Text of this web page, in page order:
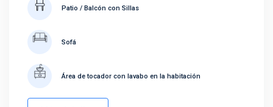
Patio / Balcón con Sillas
Sofá
Área de tocador con lavabo en la habitación